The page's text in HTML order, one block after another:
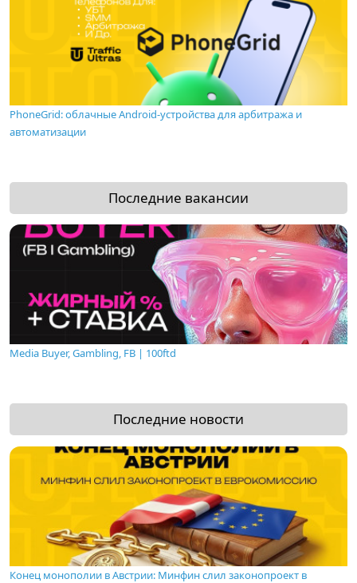
PhoneGrid: облачные Android-устройства для арбитража и
автоматизации
Последние вакансии
Media Buyer, Gambling, FB | 100ftd
Последние новости
Конец монополии в Австрии: Минфин слил законопроект в